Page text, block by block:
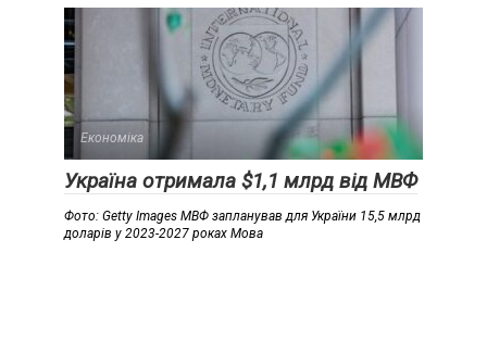
Економіка
Україна отримала $1,1 млрд від МВФ
Фото: Getty Images МВФ запланував для України 15,5 млрд
доларів у 2023-2027 роках Мова